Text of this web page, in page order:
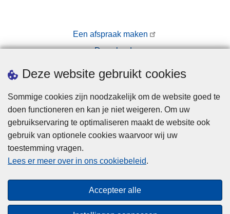
Deze website gebruikt cookies
Sommige cookies zijn noodzakelijk om de website goed te
doen functioneren en kan je niet weigeren. Om uw
gebruikservaring te optimaliseren maakt de website ook
gebruik van optionele cookies waarvoor wij uw
toestemming vragen.
Lees er meer over in ons cookiebeleid.
Accepteer alle
Een afspraak maken
Downloads
Pers
Privacy
Toegankelijkheid